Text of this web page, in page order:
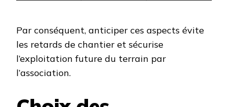
Par conséquent, anticiper ces aspects évite
les retards de chantier et sécurise
l’exploitation future du terrain par
l’association.